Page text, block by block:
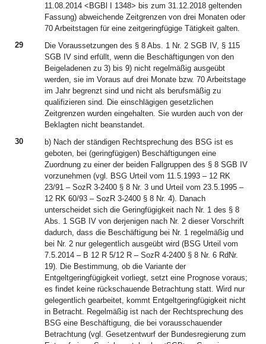
11.08.2014 <BGBl I 1348> bis zum 31.12.2018 geltenden
Fassung) abweichende Zeitgrenzen von drei Monaten oder
70 Arbeitstagen für eine zeitgeringfügige Tätigkeit galten.
29
Die Voraussetzungen des § 8 Abs. 1 Nr. 2 SGB IV, § 115
SGB IV sind erfüllt, wenn die Beschäftigungen von den
Beigeladenen zu 3) bis 9) nicht regelmäßig ausgeübt
werden, sie im Voraus auf drei Monate bzw. 70 Arbeitstage
im Jahr begrenzt sind und nicht als berufsmäßig zu
qualifizieren sind. Die einschlägigen gesetzlichen
Zeitgrenzen wurden eingehalten. Sie wurden auch von der
Beklagten nicht beanstandet.
30
b) Nach der ständigen Rechtsprechung des BSG ist es
geboten, bei (geringfügigen) Beschäftigungen eine
Zuordnung zu einer der beiden Fallgruppen des § 8 SGB IV
vorzunehmen (vgl. BSG Urteil vom 11.5.1993 – 12 RK
23/91 – SozR 3-2400 § 8 Nr. 3 und Urteil vom 23.5.1995 –
12 RK 60/93 – SozR 3-2400 § 8 Nr. 4). Danach
unterscheidet sich die Geringfügigkeit nach Nr. 1 des § 8
Abs. 1 SGB IV von derjenigen nach Nr. 2 dieser Vorschrift
dadurch, dass die Beschäftigung bei Nr. 1 regelmäßig und
bei Nr. 2 nur gelegentlich ausgeübt wird (BSG Urteil vom
7.5.2014 – B 12 R 5/12 R – SozR 4-2400 § 8 Nr. 6 RdNr.
19). Die Bestimmung, ob die Variante der
Entgeltgeringfügigkeit vorliegt, setzt eine Prognose voraus;
es findet keine rückschauende Betrachtung statt. Wird nur
gelegentlich gearbeitet, kommt Entgeltgeringfügigkeit nicht
in Betracht. Regelmäßig ist nach der Rechtsprechung des
BSG eine Beschäftigung, die bei vorausschauender
Betrachtung (vgl. Gesetzentwurf der Bundesregierung zum